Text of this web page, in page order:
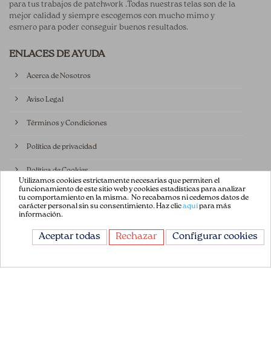
para tus trabajos de patchwork .Todas nuestras telas son de la
mejor calidad y siempre escogemos con mucho mimo y
esmero para poder conseguir buenos resultados.
ENLACES DE AYUDA
Acerca de Nosotros
Aviso Legal
Términos y Condiciones
Política de privacidad
Política de Cookies
Contáctenos
CONTÁCTANOS
Utilizamos cookies estrictamente necesarias que permiten el
funcionamiento de este sitio web y cookies estadísticas para analizar
tu comportamiento en la misma. No recabamos ni cedemos datos de
carácter personal sin su consentimiento. Haz clicaquípara más
información.
Aceptar todas Rechazar Configurar cookies